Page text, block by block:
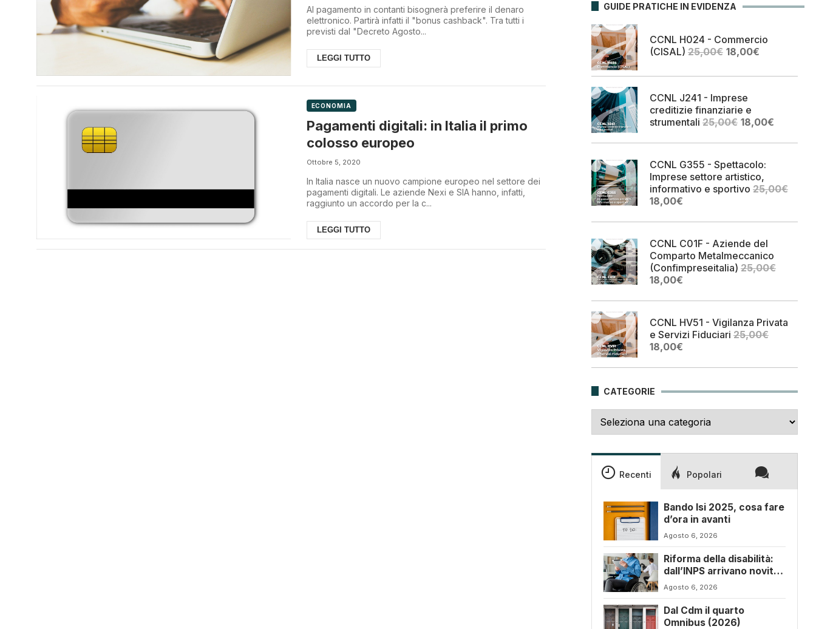
Al pagamento in contanti bisognerà preferire il denaro
elettronico. Partirà infatti il "bonus cashback". Tra tutti i
previsti dal "Decreto Agosto...
LEGGI TUTTO
ECONOMIA
Pagamenti digitali: in Italia il primo
colosso europeo
Ottobre 5, 2020
In Italia nasce un nuovo campione europeo nel settore dei
pagamenti digitali. Le aziende Nexi e SIA hanno, infatti,
raggiunto un accordo per la c...
LEGGI TUTTO
GUIDE PRATICHE IN EVIDENZA
CCNL H024 - Commercio
(CISAL) 25,00€ Il
originale
25,00€.
18,00€Il
attuale
CCNL J241 - Imprese
creditizie finanziarie e
strumentali 25,00€ Il
originale
25,00€.
18,00€Il
attuale
CCNL G355 - Spettacolo:
Imprese settore artistico,
informativo e sportivo 25,00€
Il
originale
25,00€.
18,00€Il
attuale
18,00€.
CCNL C01F - Aziende del
Comparto Metalmeccanico
(Confimpreseitalia) 25,00€
Il
originale
25,00€.
18,00€Il
attuale
18,00€.
CCNL HV51 - Vigilanza Privata
e Servizi Fiduciari 25,00€
Il
originale
25,00€.
18,00€Il
attuale
18,00€.
CATEGORIE
Recenti Popolari
Bando Isi 2025, cosa fare
d’ora in avanti
Agosto 6, 2026
Riforma della disabilità:
dall’INPS arrivano novità
sul progetto di vita
Agosto 6, 2026
Dal Cdm il quarto
Omnibus (2026)